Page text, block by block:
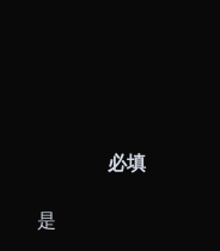
必填
是